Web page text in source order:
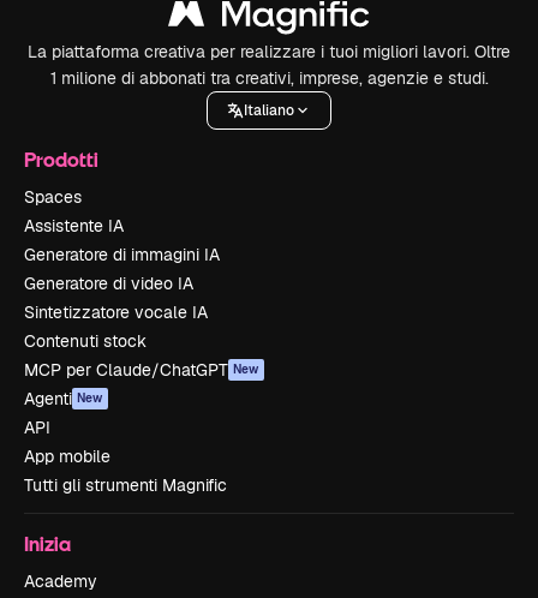
La piattaforma creativa per realizzare i tuoi migliori lavori. Oltre
1 milione di abbonati tra creativi, imprese, agenzie e studi.
Italiano
Prodotti
Spaces
Assistente IA
Generatore di immagini IA
Generatore di video IA
Sintetizzatore vocale IA
Contenuti stock
MCP per Claude/ChatGPT New
Agenti New
API
App mobile
Tutti gli strumenti Magnific
Inizia
Academy